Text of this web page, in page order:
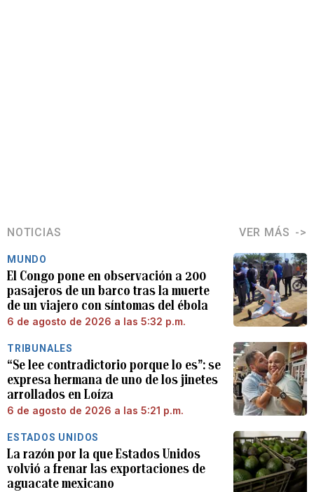
NOTICIAS VER MÁS
MUNDO
El Congo pone en observación a 200
pasajeros de un barco tras la muerte
de un viajero con síntomas del ébola
6 de agosto de 2026 a las 5:32 p.m.
TRIBUNALES
“Se lee contradictorio porque lo es”: se
expresa hermana de uno de los jinetes
arrollados en Loíza
6 de agosto de 2026 a las 5:21 p.m.
ESTADOS UNIDOS
La razón por la que Estados Unidos
volvió a frenar las exportaciones de
aguacate mexicano